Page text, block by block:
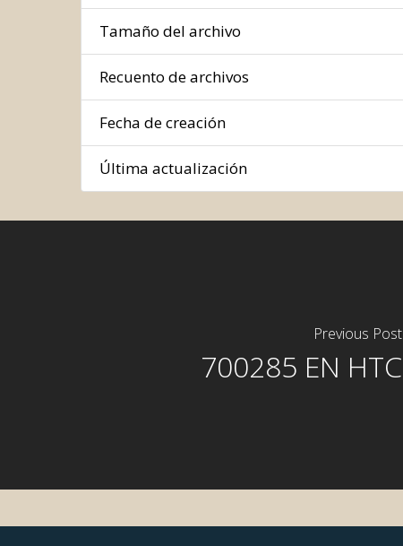
Tamaño del archivo
Recuento de archivos
Fecha de creación
Última actualización
Previous Post
700285 EN HTC